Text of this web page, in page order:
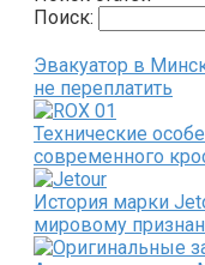
Поиск:
Эвакуатор в
не переплатить
Технические
современного
История марки
мировому